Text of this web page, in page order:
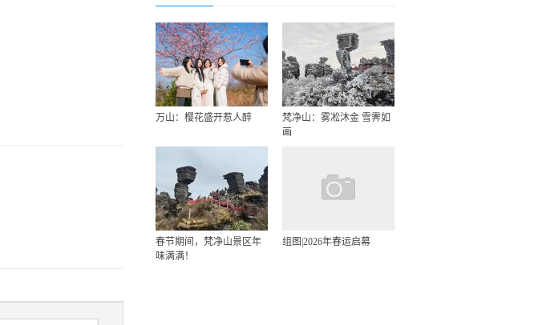
万山：樱花盛开惹人醉
梵净山：雾凇沐金 雪霁如
画
春节期间，梵净山景区年
味满满！
组图|2026年春运启幕